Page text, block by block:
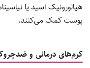
هیالورونیک اسید یا
پوست کمک می‌کنند.
کرم‌های درمانی و